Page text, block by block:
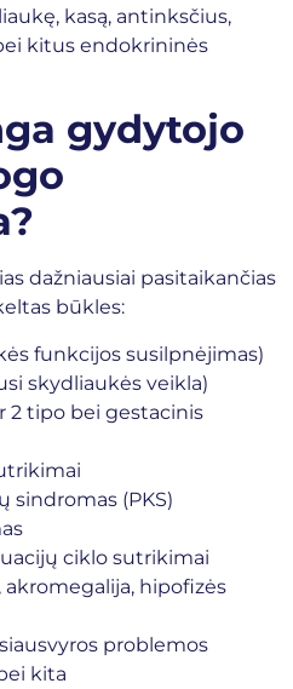
kasą, antinksčius,
kitus endokrininės
gydytojo
dažniausiai pasitaikančias
būkles:
funkcijos susilpnėjimas)
skydliaukės veikla)
2 tipo bei gestacinis
sindromas (PKS)
ciklo sutrikimai
hipofizės
problemos
kita